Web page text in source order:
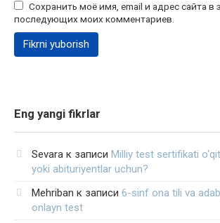
Сохранить моё имя, email и адрес сайта в
последующих моих комментариев.
Eng yangi fikrlar
Sevara к записи Milliy test sertifikati
yoki abituriyentlar uchun?
Mehriban к записи 6-sinf ona tili va
onlayn test